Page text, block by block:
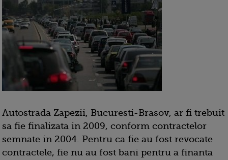
Autostrada Zapezii, Bucuresti-Brasov, ar fi trebuit
sa fie finalizata in 2009, conform contractelor
semnate in 2004. Pentru ca fie au fost revocate
contractele, fie nu au fost bani pentru a finanta